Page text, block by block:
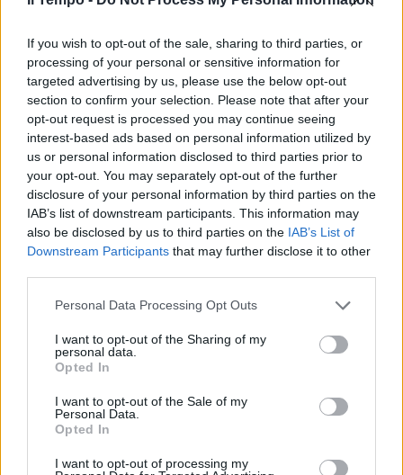
If you wish to opt-out of the sale, sharing to third parties, or
processing of your personal or sensitive information for
targeted advertising by us, please use the below opt-out
section to confirm your selection. Please note that after your
opt-out request is processed you may continue seeing
interest-based ads based on personal information utilized by
us or personal information disclosed to third parties prior to
your opt-out. You may separately opt-out of the further
disclosure of your personal information by third parties on the
IAB’s list of downstream participants. This information may
also be disclosed by us to third parties on the IAB’s List of
Downstream Participants that may further disclose it to other
Personal Data Processing Opt Outs
I want to opt-out of the Sharing of my
personal data.
Opted In
I want to opt-out of the Sale of my
Personal Data.
Opted In
I want to opt-out of processing my